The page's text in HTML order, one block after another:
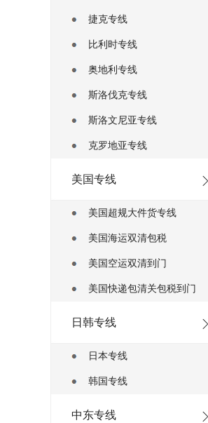
捷克专线
比利时专线
奥地利专线
斯洛伐克专线
斯洛文尼亚专线
克罗地亚专线
美国专线
美国超规大件货专线
美国海运双清包税
美国空运双清到门
美国快递包清关包税到门
日韩专线
日本专线
韩国专线
中东专线